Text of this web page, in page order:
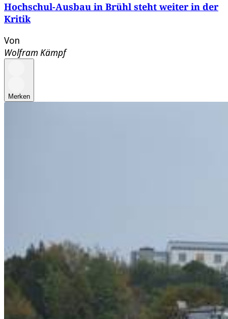
Hochschul-Ausbau in Brühl steht weiter in der
Kritik
Von
Wolfram Kämpf
Merken